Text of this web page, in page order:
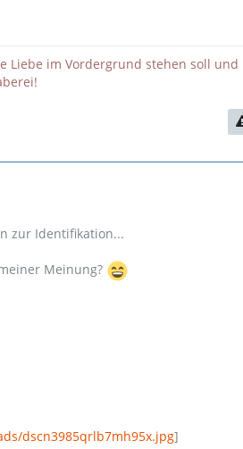
Liebe im Vordergrund stehen soll
zur Identifikation...
Meinung?
dscn3985qrlb7mh95x.jpg]